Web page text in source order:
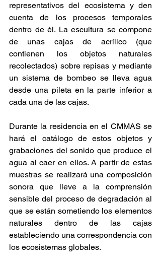
representativos del ecosistema y den
cuenta de los procesos temporales
dentro de él. La escultura se compone
de unas cajas de acrílico (que
contienen los objetos naturales
recolectados) sobre repisas y mediante
un sistema de bombeo se lleva agua
desde una pileta en la parte inferior a
cada una de las cajas.
Durante la residencia en el CMMAS se
hará el catálogo de estos objetos y
grabaciones del sonido que produce el
agua al caer en ellos. A partir de estas
muestras se realizará una composición
sonora que lleve a la comprensión
sensible del proceso de degradación al
que se están sometiendo los elementos
naturales dentro de las cajas
estableciendo una correspondencia con
los ecosistemas globales.